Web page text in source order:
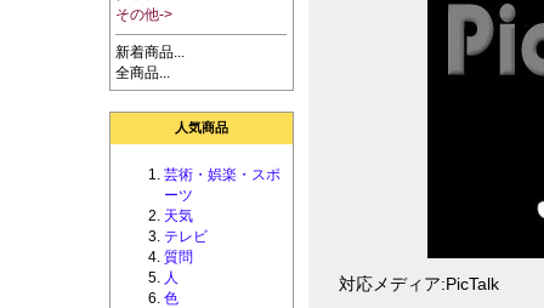
その他->
新着商品...
全商品...
人気商品
芸術・娯楽・スポ
ーツ
天気
テレビ
質問
人
色
対応メディア:PicTalk